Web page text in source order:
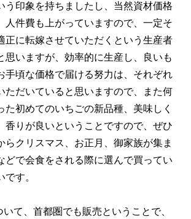
う印象を持ちましたし、当然資材価格
人件費も上がっていますので、一定そ
正に転嫁させていただくという生産者
思いますが、効率的に生産し、良いも
手頃な価格で届ける努力は、それぞれ
ただいていると思いますので、また何
た初めてのいちごの新品種、美味しく
香りが良いということですので、ぜひ
らクリスマス、お正月、御家族が集ま
どで会食をされる際に選んで買ってい
す。
て、首都圏でも販売ということで、